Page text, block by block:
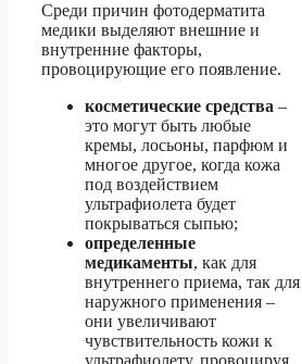
Среди причин фотодерматита
медики выделяют внешние и
внутренние факторы,
провоцирующие его появление.
косметические средства –
это могут быть любые
кремы, лосьоны, парфюм и
многое другое, когда кожа
под воздействием
ультрафиолета будет
покрываться сыпью;
определенные
медикаменты, как для
внутреннего приема, так для
наружного применения –
они увеличивают
чувствительность кожи к